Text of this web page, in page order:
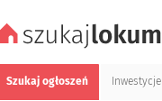
Szukaj ogłoszeń Inwestycje